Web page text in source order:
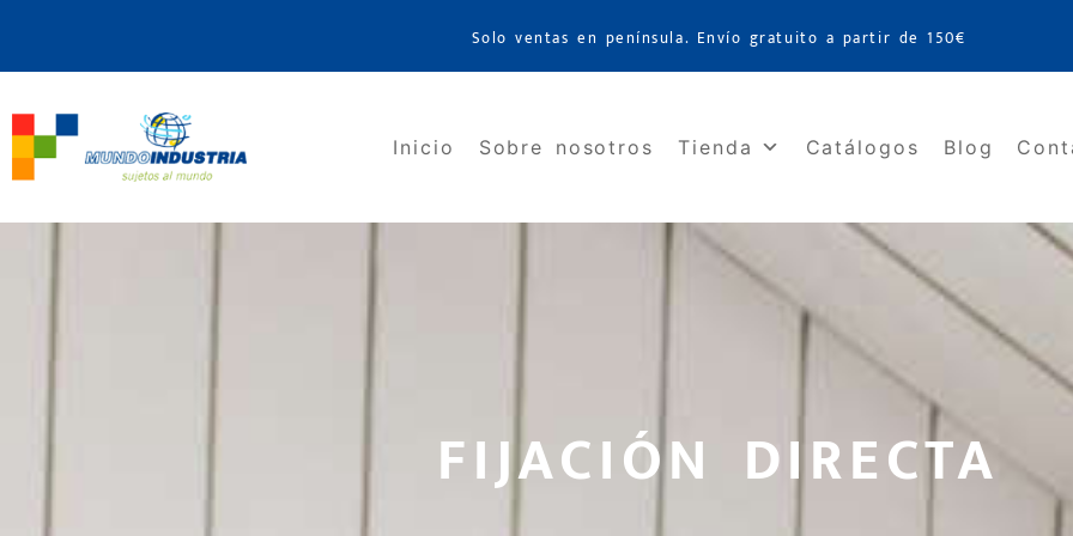
Solo ventas en península. Envío gratuito a partir de 150€
Inicio Sobre nosotros Tienda Catálogos Blog
FIJACIÓN DIRECTA